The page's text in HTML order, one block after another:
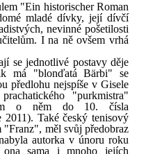
"Ein historischer Roman
mladé dívky, její dívčí
nevinné pošetilosti
I na ně ovšem vrhá
se jednotlivé postavy děje
má "blonďatá Bärbi" se
předlohu nejspíše v Gisele
"purkmistra"
o něm do 10. čísla
Také český tenisový
"Franz", měl svůj předobraz
autorka v únoru roku
sama i mnoho jejích